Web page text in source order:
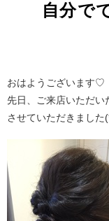
自分で
おはようございます♡
先日、ご来店いただい
させていただきました